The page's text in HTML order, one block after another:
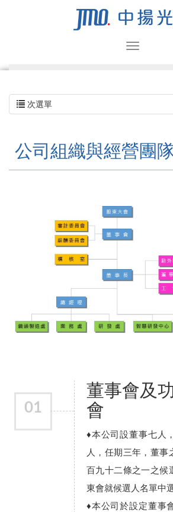
次選單
公司組織與經營團
01
董事會及
會
♦本公司設董事七人
人，任期三年，董事
百九十二條之一之候
東會就候選人名單中
♦本公司於設定董事